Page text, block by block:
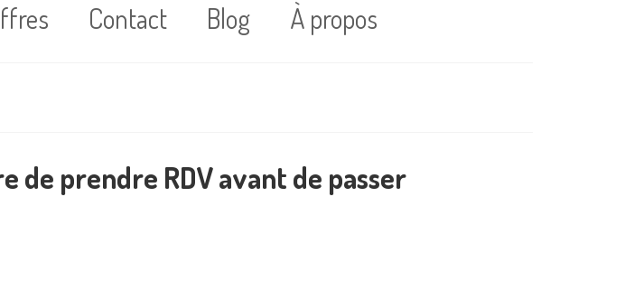
Contact Blog À propos
prendre RDV avant de passer